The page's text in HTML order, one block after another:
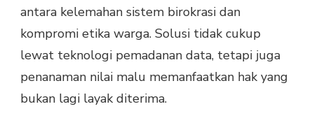
antara kelemahan sistem birokrasi dan
kompromi etika warga. Solusi tidak cukup
lewat teknologi pemadanan data, tetapi juga
penanaman nilai malu memanfaatkan hak yang
bukan lagi layak diterima.